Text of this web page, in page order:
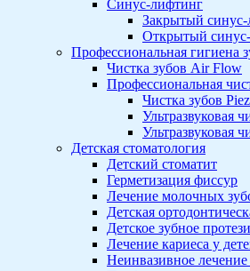
Синус-лифтинг
Закрытый
Открытый
Профессиональная гигиена
Чистка зубов Air Flow
Профессиональная
Чистка зубов
Ультразвуковая
Ультразвуковая
Детская стоматология
Детский стоматит
Герметизация фиссур
Лечение молочных
Детская
Детское зубное
Лечение кариеса у
Неинвазивное лечение